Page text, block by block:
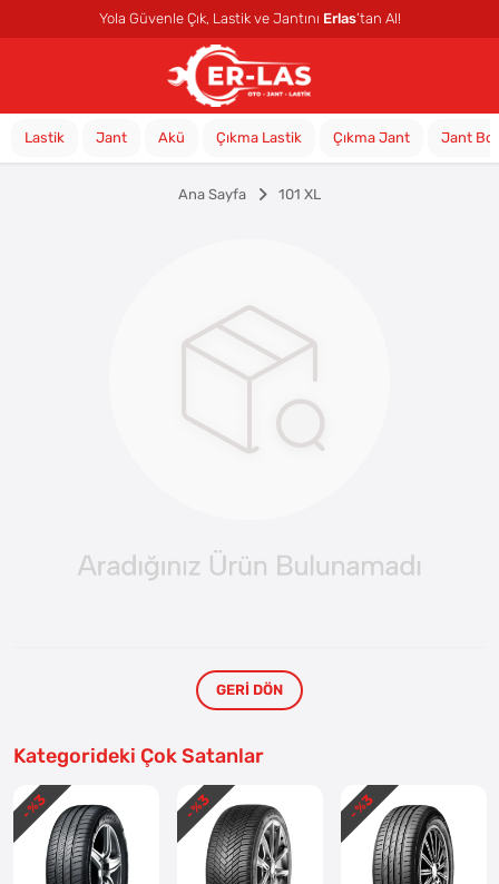
Yola Güvenle Çık, Lastik ve Jantını Erlas’tan Al!
Lastik Jant Akü Çıkma Lastik Çıkma Jant Jant
Ana Sayfa 101 XL
GERI DÖN
Kategorideki Çok Satanlar
- %
3 - %
3 - %
3